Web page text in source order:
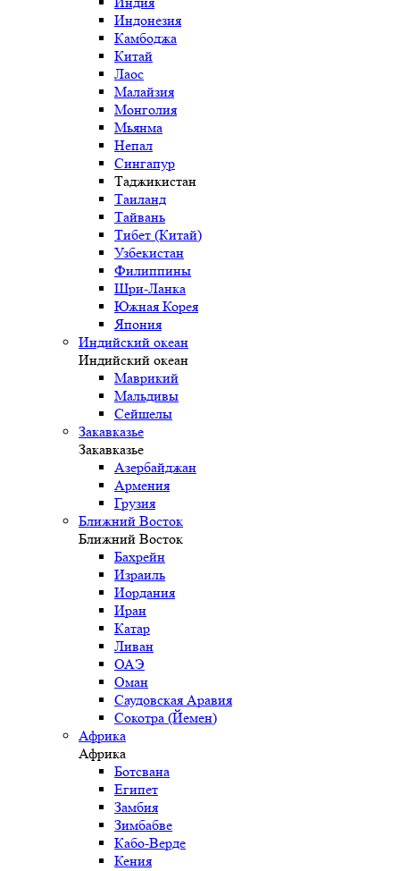
Индонезия
Камбоджа
Китай
Лаос
Малайзия
Монголия
Мьянма
Непал
Сингапур
Таджикистан
Таиланд
Тайвань
Тибет (Китай)
Узбекистан
Филиппины
Шри-Ланка
Южная Корея
Япония
Индийский океан
Индийский океан
Маврикий
Мальдивы
Сейшелы
Закавказье
Закавказье
Азербайджан
Армения
Грузия
Ближний Восток
Ближний Восток
Бахрейн
Израиль
Иордания
Иран
Катар
Ливан
ОАЭ
Оман
Саудовская Аравия
Сокотра (Йемен)
Африка
Африка
Ботсвана
Египет
Замбия
Зимбабве
Кабо-Верде
Кения